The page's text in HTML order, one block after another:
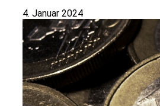
4. Januar 2024